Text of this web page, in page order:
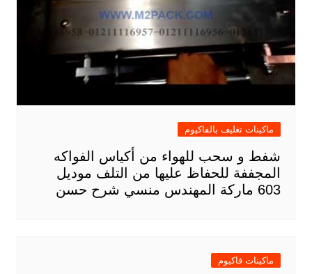
ماكينات تغليف بالفاكيوم
شفط و سحب للهواء من أكياس الفواكه
المجففة للحفاظ عليها من التلف موديل
603 ماركة المهندس منسي شرح حسن
ماكينات فاكيوم